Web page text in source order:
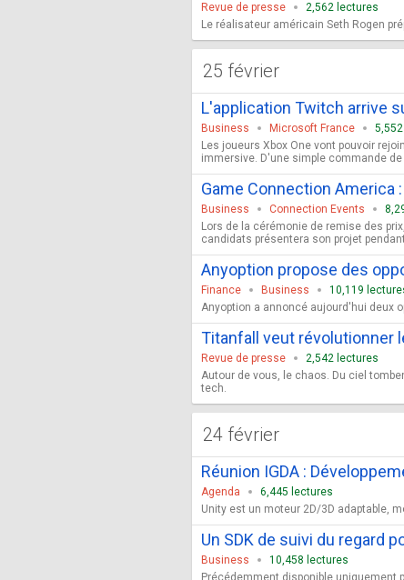
Revue de presse
2,562 lectures
Le réalisateur américain Seth Rogen
25 février
L'application Twitch arrive
Business Microsoft France
Les joueurs Xbox One vont pouvoir
immersive. D'une simple commande de
Game Connection
Business Connection Events
Lors de la cérémonie de remise des
candidats présentera son projet
Anyoption propose des
Finance Business
10,119
Anyoption a annoncé aujourd'hui deux
Titanfall veut révolutionner
Revue de presse
2,542 lectures
Autour de vous, le chaos. Du ciel
tech.
24 février
Réunion IGDA :
Agenda
6,445 lectures
Unity est un moteur 2D/3D adaptable,
Un SDK de suivi du regard
Business
10,458 lectures
Précédemment disponible uniquement